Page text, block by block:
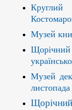
Круглий
Музей
Музей
Щорічний